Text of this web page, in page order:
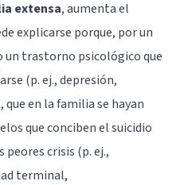
extensa, aumenta el
explicarse porque, por un
un trastorno psicológico que
(p. ej., depresión,
en la familia se hayan
que conciben el suicidio
crisis (p. ej.,
terminal,